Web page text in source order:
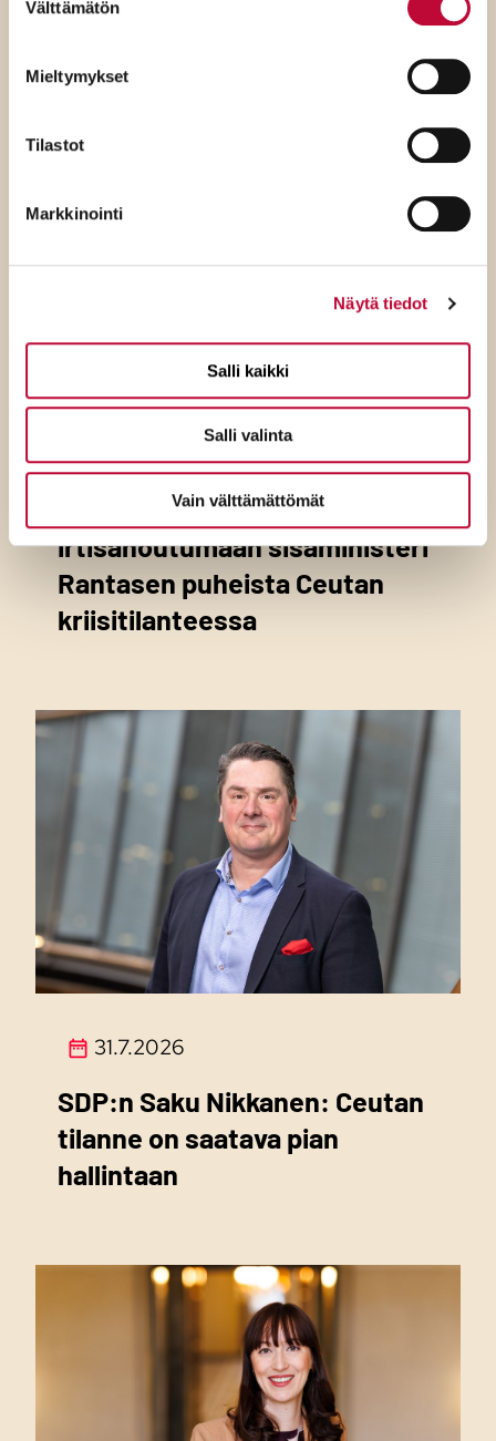
valinta
Välttämätön
Mieltymykset
Tilastot
Markkinointi
Näytä tiedot
Salli kaikki
Salli valinta
Vain välttämättömät
4.8.2026
SDP:n Eveliina Heinäluoma
vaatii pääministeriä
irtisanoutumaan sisäministeri
Rantasen puheista Ceutan
kriisitilanteessa
31.7.2026
SDP:n Saku Nikkanen: Ceutan
tilanne on saatava pian
hallintaan